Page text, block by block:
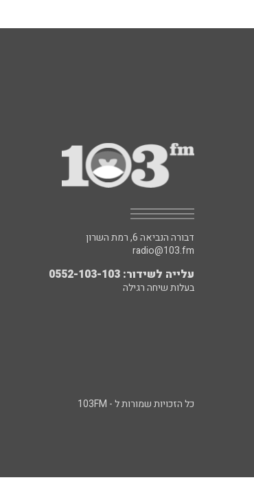
דבורה הנביאה 6, רמת השרון
radio@103.fm
עלייה לשידור: 0552-103-103
בעלות שיחה רגילה
כל הזכויות שמורות ל - 103FM